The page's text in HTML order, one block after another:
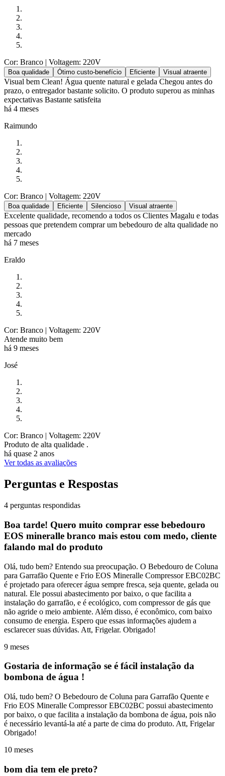
Cor: Branco | Voltagem: 220V
Boa qualidade Ótimo custo-benefício Eficiente Visual atraente
Visual bem Clean! Água quente natural e gelada Chegou antes do
prazo, o entregador bastante solicito. O produto superou as minhas
expectativas Bastante satisfeita
há 4 meses
Raimundo
Cor: Branco | Voltagem: 220V
Boa qualidade Eficiente Silencioso Visual atraente
Excelente qualidade, recomendo a todos os Clientes Magalu e todas
pessoas que pretendem comprar um bebedouro de alta qualidade no
mercado
há 7 meses
Eraldo
Cor: Branco | Voltagem: 220V
Atende muito bem
há 9 meses
José
Cor: Branco | Voltagem: 220V
Produto de alta qualidade .
há quase 2 anos
Ver todas as avaliações
Perguntas e Respostas
4 perguntas respondidas
Boa tarde! Quero muito comprar esse bebedouro
EOS mineralle branco mais estou com medo, cliente
falando mal do produto
Olá, tudo bem? Entendo sua preocupação. O Bebedouro de Coluna
para Garrafão Quente e Frio EOS Mineralle Compressor EBC02BC
é projetado para oferecer água sempre fresca, seja quente, gelada ou
natural. Ele possui abastecimento por baixo, o que facilita a
instalação do garrafão, e é ecológico, com compressor de gás que
não agride o meio ambiente. Além disso, é econômico, com baixo
consumo de energia. Espero que essas informações ajudem a
esclarecer suas dúvidas. Att, Frigelar. Obrigado!
9 meses
Gostaria de informação se é fácil instalação da
bombona de água !
Olá, tudo bem? O Bebedouro de Coluna para Garrafão Quente e
Frio EOS Mineralle Compressor EBC02BC possui abastecimento
por baixo, o que facilita a instalação da bombona de água, pois não
é necessário levantá-la até a parte de cima do produto. Att, Frigelar
Obrigado!
10 meses
bom dia tem ele preto?